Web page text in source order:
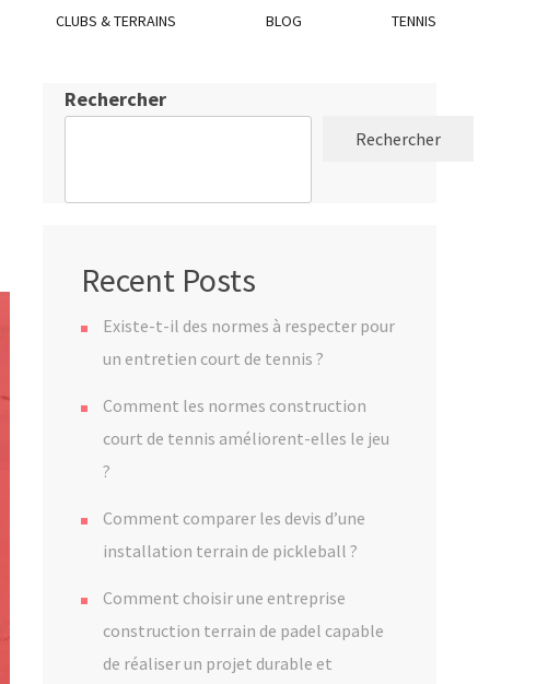
CLUBS & TERRAINS BLOG TENNIS
Rechercher
Rechercher
Recent Posts
Existe-t-il des normes à respecter pour
un entretien court de tennis ?
Comment les normes construction
court de tennis améliorent-elles le jeu
?
Comment comparer les devis d’une
installation terrain de pickleball ?
Comment choisir une entreprise
construction terrain de padel capable
de réaliser un projet durable et